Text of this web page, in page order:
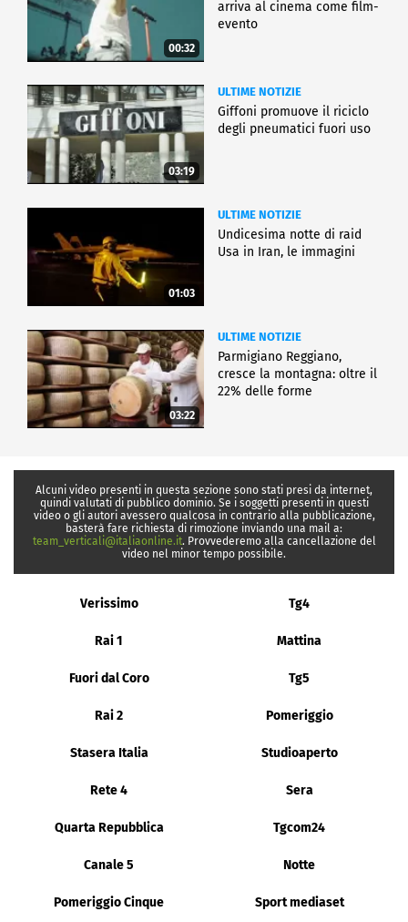
00:32
arriva al cinema come film-
evento
03:19
ULTIME NOTIZIE
Giffoni promuove il riciclo
degli pneumatici fuori uso
01:03
ULTIME NOTIZIE
Undicesima notte di raid
Usa in Iran, le immagini
03:22
ULTIME NOTIZIE
Parmigiano Reggiano,
cresce la montagna: oltre il
22% delle forme
Alcuni video presenti in questa sezione sono stati presi da internet,
quindi valutati di pubblico dominio. Se i soggetti presenti in questi
video o gli autori avessero qualcosa in contrario alla pubblicazione,
basterà fare richiesta di rimozione inviando una mail a:
team_verticali@italiaonline.it. Provvederemo alla cancellazione del
video nel minor tempo possibile.
Verissimo Tg4
Rai 1 Mattina
Fuori dal Coro Tg5
Rai 2 Pomeriggio
Stasera Italia Studioaperto
Rete 4 Sera
Quarta Repubblica Tgcom24
Canale 5 Notte
Pomeriggio Cinque Sport mediaset